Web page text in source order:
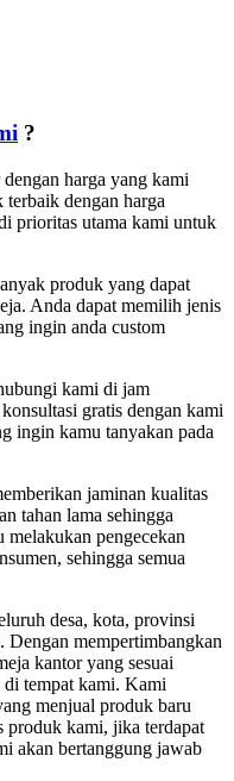
?
harga yang kami
dengan harga
prioritas utama kami untuk
produk yang dapat
Anda dapat memilih jenis
ingin anda custom
kami di jam
gratis dengan kami
ingin kamu tanyakan pada
jaminan kualitas
tahan lama sehingga
pengecekan
sehingga semua
desa, kota, provinsi
Dengan mempertimbangkan
kantor yang sesuai
di tempat kami. Kami
menjual produk baru
produk kami, jika terdapat
akan bertanggung jawab